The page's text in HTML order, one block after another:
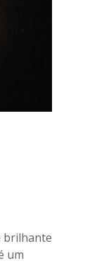
brilhante
um